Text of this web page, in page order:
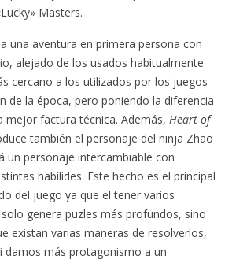
Masters.
una aventura en primera persona con
alejado de los usados habitualmente
cercano a los utilizados por los juegos
de la época, pero poniendo la diferencia
mejor factura técnica. Además, Heart of
también el personaje del ninja Zhao
un personaje intercambiable con
habilides. Este hecho es el principal
del juego ya que el tener varios
genera puzles más profundos, sino
existan varias maneras de resolverlos,
damos más protagonismo a un